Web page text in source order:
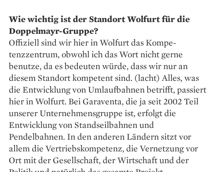
Wie wichtig ist der Standort Wolfurt für die
Doppelmayr-Gruppe?
Offiziell sind wir hier in Wolfurt das Kompe­
tenzzentrum, obwohl ich das Wort nicht gerne
benutze, da es bedeuten würde, dass wir nur an
diesem Standort kompetent sind. (lacht) Alles, was
die Entwicklung von Umlaufbahnen betrifft, passiert
hier in Wolfurt. Bei Garaventa, die ja seit 2002 Teil
unserer Unternehmensgruppe ist, erfolgt die
Entwicklung von Standseilbahnen und
Pendelbahnen. In den anderen Ländern sitzt vor
allem die Vertriebskompetenz, die Vernetzung vor
Ort mit der Gesellschaft, der Wirtschaft und der